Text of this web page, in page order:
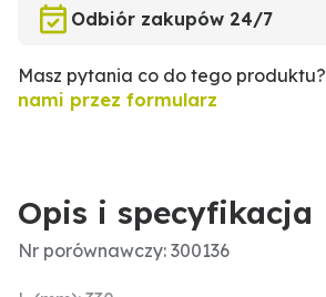
Odbiór zakupów 24/7
Masz pytania co do tego produktu?
nami przez formularz
Opis i specyfikacja
Nr porównawczy: 300136